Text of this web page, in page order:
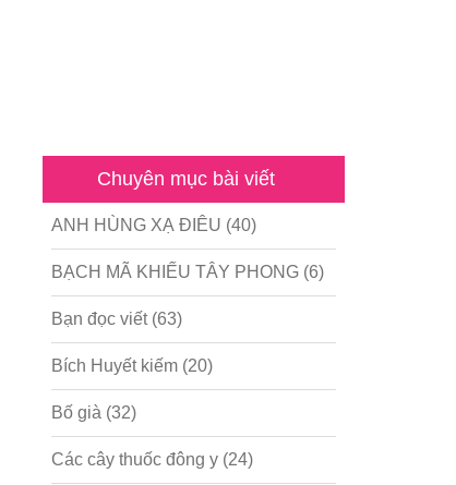
Chuyên mục bài viết
ANH HÙNG XẠ ĐIÊU (40)
BẠCH MÃ KHIẾU TÂY PHONG(6)
Bạn đọc viết(63)
Bích Huyết kiếm(20)
Bố già (32)
Các cây thuốc đông y(24)